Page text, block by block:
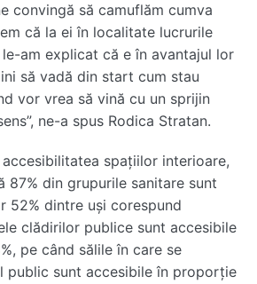
convingă să camuflăm cumva
că la ei în localitate lucrurile
am explicat că e în avantajul lor
să vadă din start cum stau
vor vrea să vină cu un sprijin
ne-a spus Rodica Stratan.
spațiilor interioare,
87% din grupurile sanitare sunt
52% dintre uși corespund
clădirilor publice sunt accesibile
pe când sălile în care se
public sunt accesibile în proporție